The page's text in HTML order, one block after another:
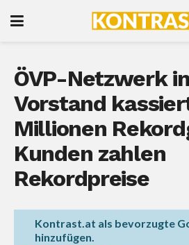
ÖVP-Netzwerk
Vorstand
Millionen
Kunden zahlen
Rekordpreise
Kontrast.at als bevorzugte
hinzufügen.